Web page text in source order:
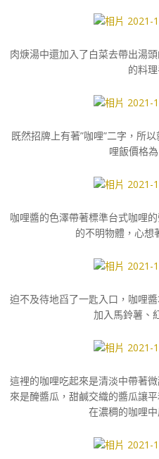
肉焿湯中還加入了白菜去帶出湯
的料理
既然招牌上有著”咖哩”二字，所
哩飯價格
咖哩醬的色澤帶著標準台式咖哩
的不明物體，心想
迫不及待地舀了一匙入口，咖哩
加入馬鈴薯、
這裡的咖哩吃起來是清淡中帶著
來是醃醬瓜，甜鹹交織的醬瓜讓
在濃稠的咖哩